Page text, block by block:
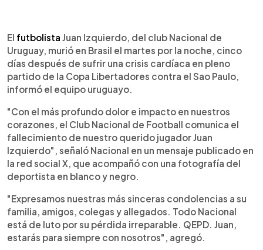
► Escuchar artículo
El futbolista Juan Izquierdo, del club Nacional de
Uruguay, murió en Brasil el martes por la noche, cinco
días después de sufrir una crisis cardíaca en pleno
partido de la Copa Libertadores contra el Sao Paulo,
informó el equipo uruguayo.
"Con el más profundo dolor e impacto en nuestros
corazones, el Club Nacional de Football comunica el
fallecimiento de nuestro querido jugador Juan
Izquierdo", señaló Nacional en un mensaje publicado en
la red social X, que acompañó con una fotografía del
deportista en blanco y negro.
"Expresamos nuestras más sinceras condolencias a su
familia, amigos, colegas y allegados. Todo Nacional
está de luto por su pérdida irreparable. QEPD. Juan,
estarás para siempre con nosotros", agregó.